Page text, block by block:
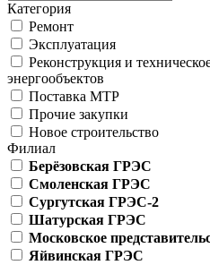
Категория
Ремонт
Эксплуатация
Реконструкция и
энергообъектов
Поставка МТР
Прочие закупки
Новое строительство
Филиал
Берёзовская ГРЭС
Смоленская ГРЭС
Сургутская ГРЭС-2
Шатурская ГРЭС
Московское
Яйвинская ГРЭС